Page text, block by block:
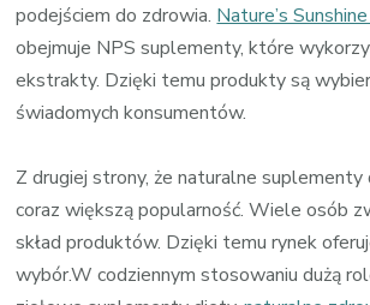
podejściem do zdrowia. Nature’s
obejmuje NPS suplementy, które
ekstrakty. Dzięki temu produkty są
świadomych konsumentów.
Z drugiej strony, że naturalne
coraz większą popularność. Wiele osób
skład produktów. Dzięki temu rynek
wybór.W codziennym stosowaniu dużą